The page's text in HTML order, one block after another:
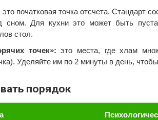
это початковая точка отсчета. Стандарт
сном. Для кухни это может быть
стол.
точек»: это места, где хлам
Уделяйте им по 2 минуты в день,
порядок